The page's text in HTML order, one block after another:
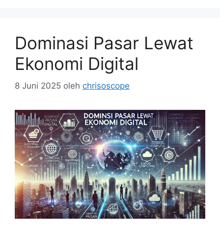
Dominasi Pasar Lewat
Ekonomi Digital
8 Juni 2025 oleh chrisoscope